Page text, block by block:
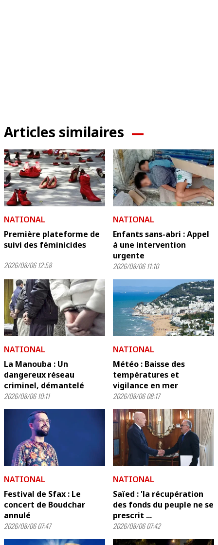
Articles similaires
NATIONAL
Première plateforme de
suivi des féminicides
2026/08/06 12:58
NATIONAL
Enfants sans-abri : Appel
à une intervention
urgente
2026/08/06 11:10
NATIONAL
La Manouba : Un
dangereux réseau
criminel, démantelé
2026/08/06 10:11
NATIONAL
Météo : Baisse des
températures et
vigilance en mer
2026/08/06 08:17
NATIONAL
Festival de Sfax : Le
concert de Boudchar
annulé
2026/08/06 07:47
NATIONAL
Saïed : 'la récupération
des fonds du peuple ne se
prescrit ...
2026/08/06 07:42